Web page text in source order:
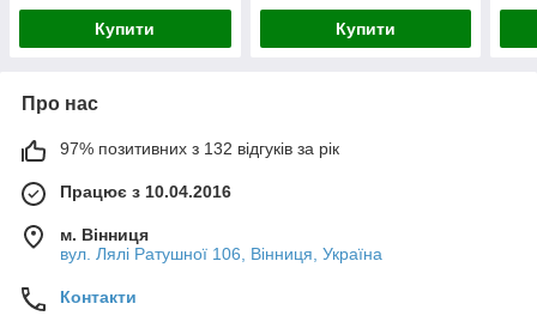
Купити Купити
Про нас
97% позитивних з 132 відгуків за рік
Працює з 10.04.2016
м. Вінниця
вул. Лялі Ратушної 106, Вінниця, Україна
Контакти